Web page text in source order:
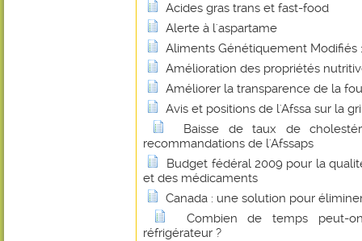
Acides gras trans et fast-food
Alerte à l'aspartame
Aliments Génétiquement Modifiés
Amélioration des propriétés
Améliorer la transparence de la
Avis et positions de l'Afssa sur la
Baisse de taux de
recommandations de l'Afssaps
Budget fédéral 2009 pour la
et des médicaments
Canada : une solution pour
Combien de temps peut-
réfrigérateur ?